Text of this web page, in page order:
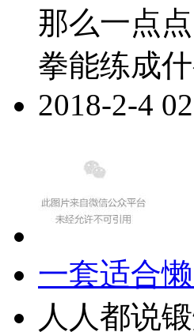
那么一点
拳能练成
2018-2-4
一套适合
人人都说